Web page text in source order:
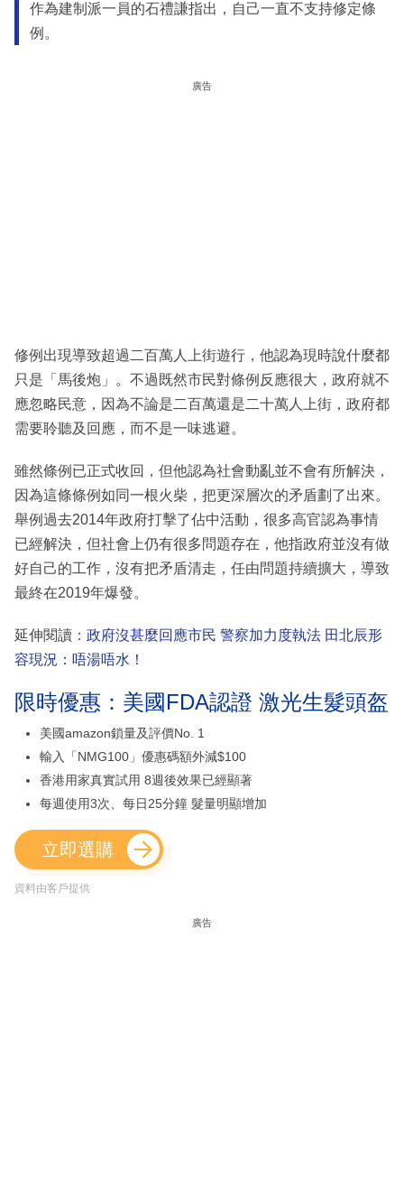
作為建制派一員的石禮謙指出，自己一直不支持修定條
例。
廣告
修例出現導致超過二百萬人上街遊行，他認為現時說什麼都
只是「馬後炮」。不過既然市民對條例反應很大，政府就不
應忽略民意，因為不論是二百萬還是二十萬人上街，政府都
需要聆聽及回應，而不是一味逃避。
雖然條例已正式收回，但他認為社會動亂並不會有所解決，
因為這條條例如同一根火柴，把更深層次的矛盾劃了出來。
舉例過去2014年政府打擊了佔中活動，很多高官認為事情
已經解決，但社會上仍有很多問題存在，他指政府並沒有做
好自己的工作，沒有把矛盾清走，任由問題持續擴大，導致
最終在2019年爆發。
延伸閱讀： 政府沒甚麼回應市民 警察加力度執法 田北辰形
容現況：唔湯唔水！
限時優惠：美國FDA認證 激光生髮頭盔
美國amazon鎖量及評價No. 1
輸入「NMG100」優惠碼額外減$100
香港用家真實試用 8週後效果已經顯著
每週使用3次、每日25分鐘 髮量明顯增加
立即選購
資料由客戶提供
廣告